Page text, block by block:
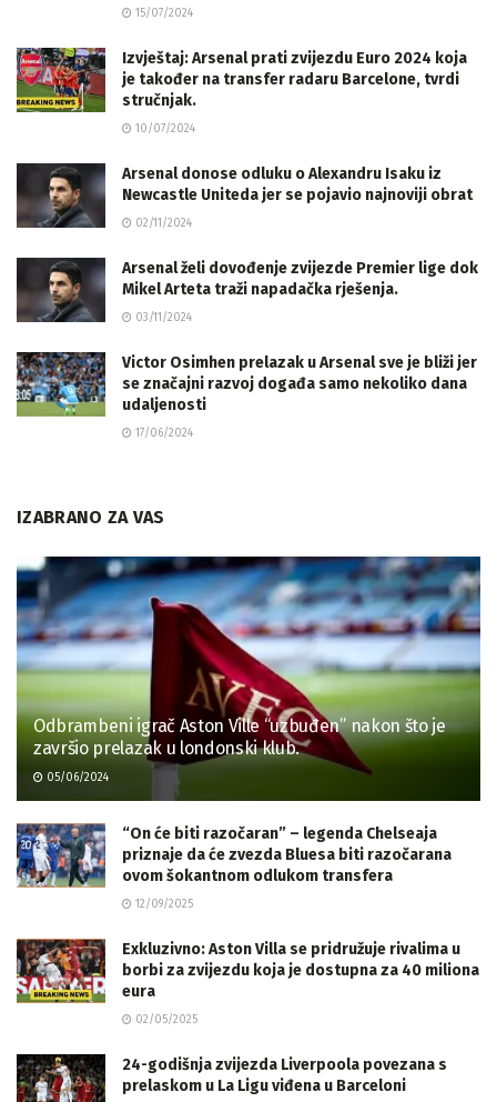
15/07/2024
Izvještaj: Arsenal prati zvijezdu Euro 2024 koja
je također na transfer radaru Barcelone, tvrdi
stručnjak.
10/07/2024
Arsenal donose odluku o Alexandru Isaku iz
Newcastle Uniteda jer se pojavio najnoviji obrat
02/11/2024
Arsenal želi dovođenje zvijezde Premier lige dok
Mikel Arteta traži napadačka rješenja.
03/11/2024
Victor Osimhen prelazak u Arsenal sve je bliži jer
se značajni razvoj događa samo nekoliko dana
udaljenosti
17/06/2024
IZABRANO ZA VAS
Odbrambeni igrač Aston Ville “uzbuđen” nakon što je
završio prelazak u londonski klub.
05/06/2024
“On će biti razočaran” – legenda Chelseaja
priznaje da će zvezda Bluesa biti razočarana
ovom šokantnom odlukom transfera
12/09/2025
Exkluzivno: Aston Villa se pridružuje rivalima u
borbi za zvijezdu koja je dostupna za 40 miliona
eura
02/05/2025
24-godišnja zvijezda Liverpoola povezana s
prelaskom u La Ligu viđena u Barceloni